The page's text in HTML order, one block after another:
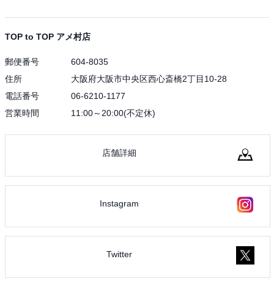
TOP to TOP アメ村店
郵便番号
604-8035
住所
大阪府大阪市中央区西心斎橋2丁目10-28
電話番号
06-6210-1177
営業時間
11:00～20:00(不定休)
店舗詳細
Instagram
Twitter